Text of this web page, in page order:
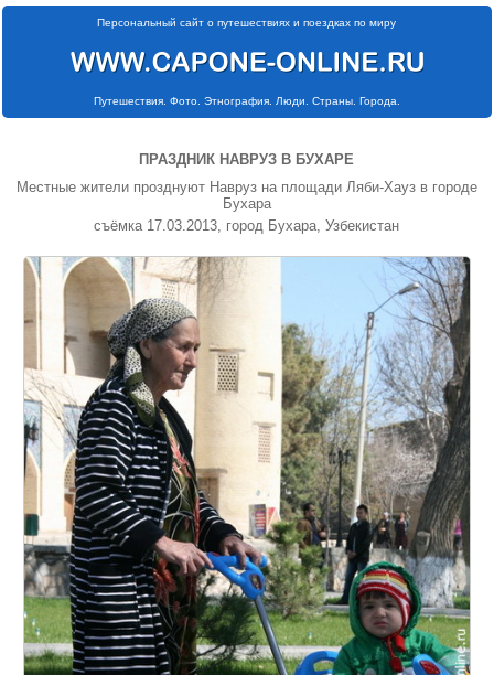
Персональный сайт о путешествиях и поездках по миру
Путешествия. Фото. Этнография. Люди. Страны. Города.
ПРАЗДНИК НАВРУЗ В БУХАРЕ
Местные жители прозднуют Навруз на площади Ляби-Хауз в городе
Бухара
съёмка 17.03.2013, город Бухара, Узбекистан